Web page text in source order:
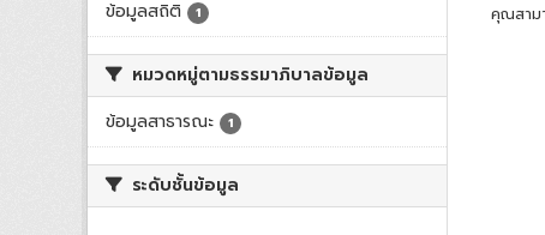
ข้อมูลสถิติ
1
หมวดหมู่ตามธรรมาภิบาลข้อมูล
ข้อมูลสาธารณะ
1
ระดับชั้นข้อมูล
คุณสาม